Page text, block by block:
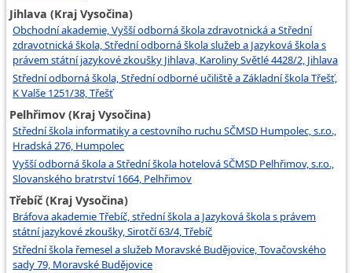
Jihlava (Kraj Vysočina)
Obchodní akademie, Vyšší odborná škola zdravotnická a Střední
zdravotnická škola, Střední odborná škola služeb a Jazyková škola s
právem státní jazykové zkoušky Jihlava, Karoliny Světlé 4428/2, Jihlava
Střední odborná škola, Střední odborné učiliště a Základní škola Třešť,
K Valše 1251/38, Třešť
Pelhřimov (Kraj Vysočina)
Střední škola informatiky a cestovního ruchu SČMSD Humpolec, s.r.o.,
Hradská 276, Humpolec
Vyšší odborná škola a Střední škola hotelová SČMSD Pelhřimov, s.r.o.,
Slovanského bratrství 1664, Pelhřimov
Třebíč (Kraj Vysočina)
Bráfova akademie Třebíč, střední škola a Jazyková škola s právem
státní jazykové zkoušky, Sirotčí 63/4, Třebíč
Střední škola řemesel a služeb Moravské Budějovice, Tovačovského
sady 79, Moravské Budějovice